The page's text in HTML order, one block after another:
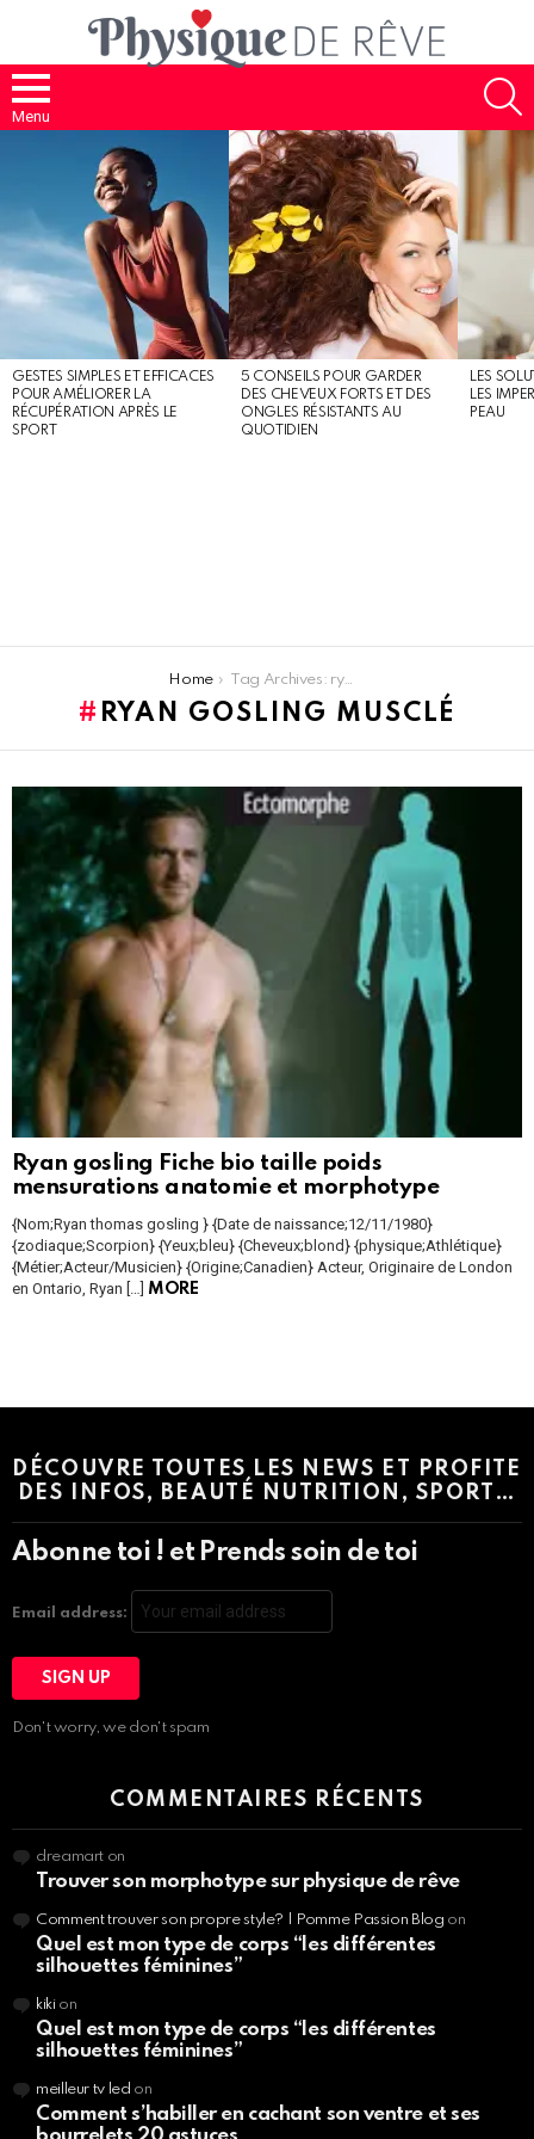
Menu
GESTES SIMPLES ET EFFICACES
POUR AMÉLIORER LA
RÉCUPÉRATION APRÈS LE
SPORT
5 CONSEILS POUR GARDER
DES CHEVEUX FORTS ET DES
ONGLES RÉSISTANTS AU
QUOTIDIEN
LES
LES
PEAU
Home Tag Archives: ryan gosling musclé
RYAN GOSLING MUSCLÉ
LATEST
STORIES
Ryan gosling Fiche bio taille poids
mensurations anatomie et morphotype
{Nom;Ryan thomas gosling } {Date de naissance;12/11/1980}
{zodiaque;Scorpion} {Yeux;bleu} {Cheveux;blond} {physique;Athlétique}
{Métier;Acteur/Musicien} {Origine;Canadien} Acteur, Originaire de London
en Ontario, Ryan […] MORE
DÉCOUVRE TOUTES LES NEWS ET PROFITE
DES INFOS, BEAUTÉ NUTRITION, SPORT…
Abonne toi ! et Prends soin de toi
Email address:
Don't worry, we don't spam
COMMENTAIRES RÉCENTS
dreamart on
Trouver son morphotype sur physique de rêve
Comment trouver son propre style? | Pomme Passion Blog on
Quel est mon type de corps “les différentes
silhouettes féminines”
kikion
Quel est mon type de corps “les différentes
silhouettes féminines”
meilleur tv led on
Comment s’habiller en cachant son ventre et ses